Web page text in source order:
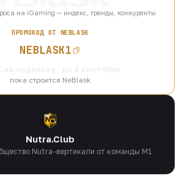
на iGaming — индекс, тренды, конкуренты
ПРОМОКОД ОТ NEBLASK
NEBLASK1
пока строится NeBlask
Nutra.Club
Nutra-вертикали от команды M1